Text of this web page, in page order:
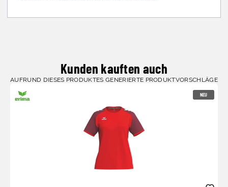
Kunden kauften auch
AUFRUND DIESES PRODUKTES GENERIERTE PRODUKTVORSCHLÄGE
NEU